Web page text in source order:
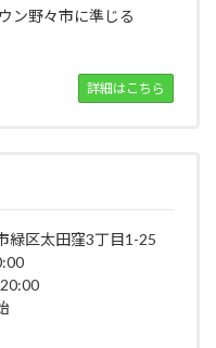
ン野々市に準じる
詳細はこちら
緑区太田窪3丁目1-25